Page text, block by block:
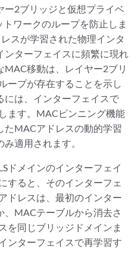
ー2ブリッジと仮想プライベ
ワークのループを防止しま
スが学習された物理インタ
ンターフェイスに頻繁に現れ
移動は、レイヤー2ブリ
ープが存在することを示し
には、インターフェイスで
ます。MACピンニング機能
たMACアドレスの動的学習
適用されます。
ドメインのインターフェイ
すると、そのインターフェ
ドレスは、最初のインター
、MACテーブルから消去さ
を同じブリッジドメインま
ンターフェイスで再学習す